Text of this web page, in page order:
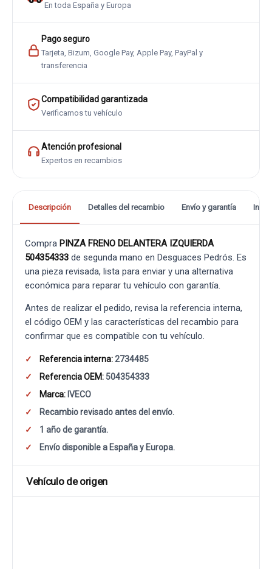
En toda España y Europa
Pago seguro
Tarjeta, Bizum, Google Pay, Apple Pay, PayPal y
transferencia
Compatibilidad garantizada
Verificamos tu vehículo
Atención profesional
Expertos en recambios
Descripción Detalles del recambio Envío y garantía
Compra PINZA FRENO DELANTERA IZQUIERDA
504354333 de segunda mano en Desguaces Pedrós. Es
una pieza revisada, lista para enviar y una alternativa
económica para reparar tu vehículo con garantía.
Antes de realizar el pedido, revisa la referencia interna,
el código OEM y las características del recambio para
confirmar que es compatible con tu vehículo.
Referencia interna:2734485
Referencia OEM: 504354333
Marca: IVECO
Recambio revisado antes del envío.
1 año de garantía.
Envío disponible a España y Europa.
Vehículo de origen